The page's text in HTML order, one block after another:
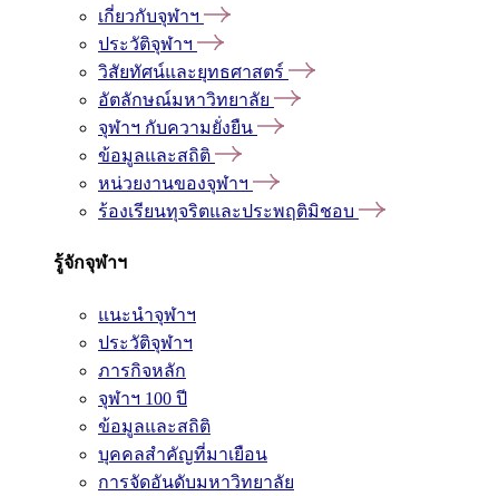
เกี่ยวกับจุฬาฯ
ประวัติจุฬาฯ
วิสัยทัศน์และยุทธศาสตร์
อัตลักษณ์มหาวิทยาลัย
จุฬาฯ กับความยั่งยืน
ข้อมูลและสถิติ
หน่วยงานของจุฬาฯ
ร้องเรียนทุจริตและประพฤติมิชอบ
รู้จักจุฬาฯ
แนะนำจุฬาฯ
ประวัติจุฬาฯ
ภารกิจหลัก
จุฬาฯ 100 ปี
ข้อมูลและสถิติ
บุคคลสำคัญที่มาเยือน
การจัดอันดับมหาวิทยาลัย